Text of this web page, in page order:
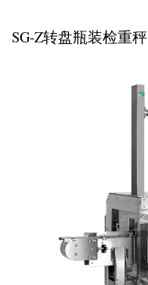
SG-Z转盘瓶装检重秤